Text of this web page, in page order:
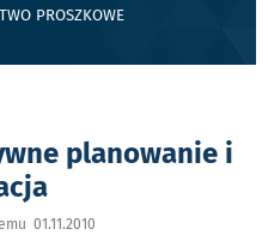
PROSZKOWE
planowanie i
01.11.2010